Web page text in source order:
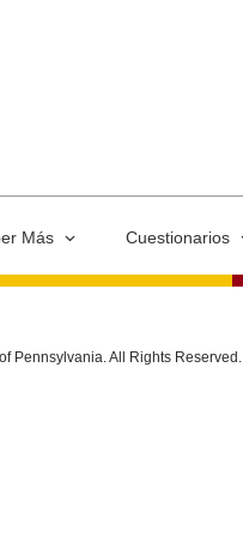
Más Cuestionarios
Pennsylvania. All Rights Reserved.